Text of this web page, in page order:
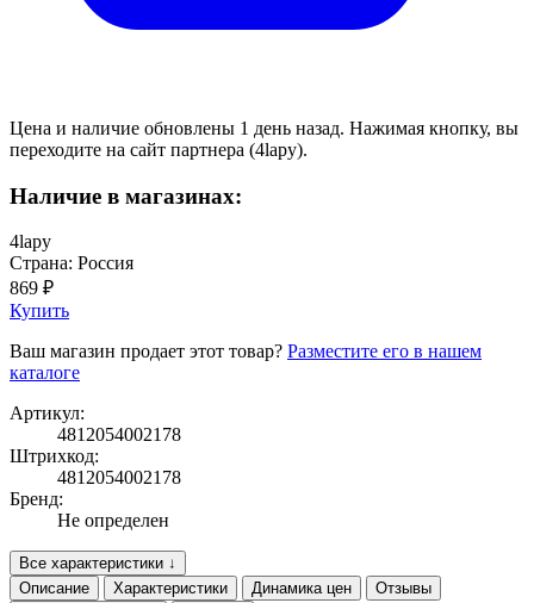
Цена и наличие обновлены 1 день назад. Нажимая кнопку, вы
переходите на сайт партнера (4lapy).
Наличие в магазинах:
4lapy
Страна: Россия
869 ₽
Купить
Ваш магазин продает этот товар? Разместите его в нашем
каталоге
Артикул:
4812054002178
Штрихкод:
4812054002178
Бренд:
Не определен
Все характеристики ↓
Описание
Характеристики Динамика цен
Отзывы